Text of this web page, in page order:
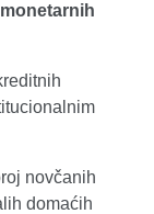
novčanih
domaćih